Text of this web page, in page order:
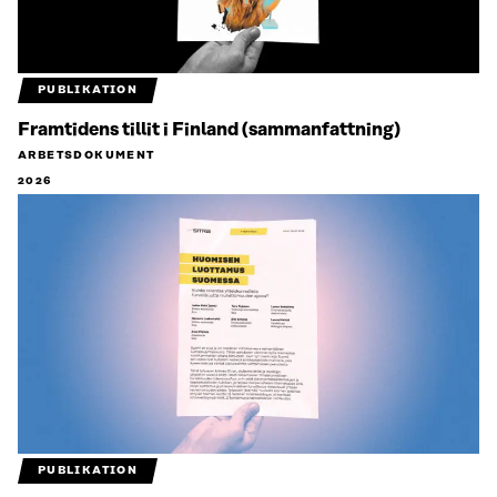
PUBLIKATION
Framtidens tillit i Finland (sammanfattning)
ARBETSDOKUMENT
2026
PUBLIKATION